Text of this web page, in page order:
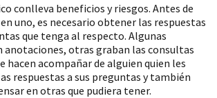
conlleva beneficios y riesgos. Antes de
uno, es necesario obtener las respuestas
que tenga al respecto. Algunas
anotaciones, otras graban las consultas
hacen acompañar de alguien quien les
respuestas a sus preguntas y también
en otras que pudiera tener.